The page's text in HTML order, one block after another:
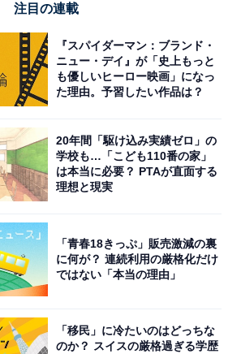
年最新】埼玉県の住みここち（自治体）
ング！ 2位は「さいたま市中央区」、で
？
1
注目の連載
『スパイダーマン：ブランド・
ニュー・デイ』が「史上もっと
も優しいヒーロー映画」になっ
た理由。予習したい作品は？
20年間「駆け込み実績ゼロ」の
学校も…「こども110番の家」
は本当に必要？ PTAが直面する
理想と現実
「青春18きっぷ」販売激減の裏
に何が？ 連続利用の厳格化だけ
ではない「本当の理由」
「移民」に冷たいのはどっちな
のか？ スイスの厳格過ぎる学歴